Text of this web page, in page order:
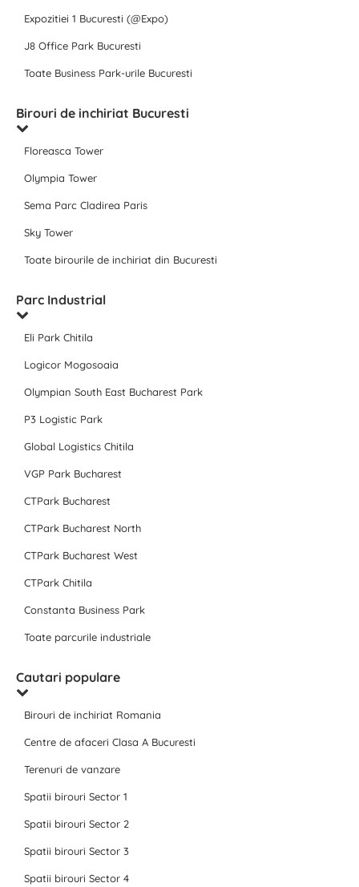
Expozitiei 1 Bucuresti (@Expo)
J8 Office Park Bucuresti
Toate Business Park-urile Bucuresti
Birouri de inchiriat Bucuresti
Floreasca Tower
Olympia Tower
Sema Parc Cladirea Paris
Sky Tower
Toate birourile de inchiriat din Bucuresti
Parc Industrial
Eli Park Chitila
Logicor Mogosoaia
Olympian South East Bucharest Park
P3 Logistic Park
Global Logistics Chitila
VGP Park Bucharest
CTPark Bucharest
CTPark Bucharest North
CTPark Bucharest West
CTPark Chitila
Constanta Business Park
Toate parcurile industriale
Cautari populare
Birouri de inchiriat Romania
Centre de afaceri Clasa A Bucuresti
Terenuri de vanzare
Spatii birouri Sector 1
Spatii birouri Sector 2
Spatii birouri Sector 3
Spatii birouri Sector 4